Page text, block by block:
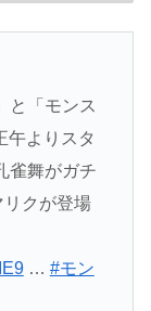
と「モンス
午よりスタ
雀舞がガチ
クが登場
… #モン